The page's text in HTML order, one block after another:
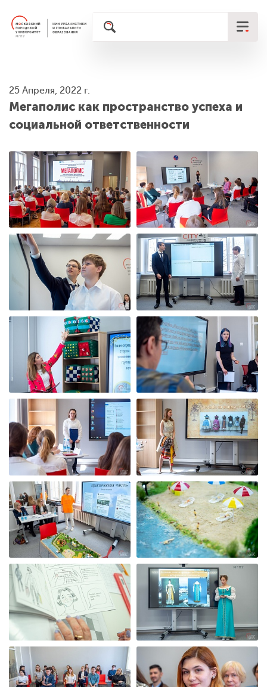
25 Апреля, 2022 г.
Мегаполис как пространство успеха и
социальной ответственности